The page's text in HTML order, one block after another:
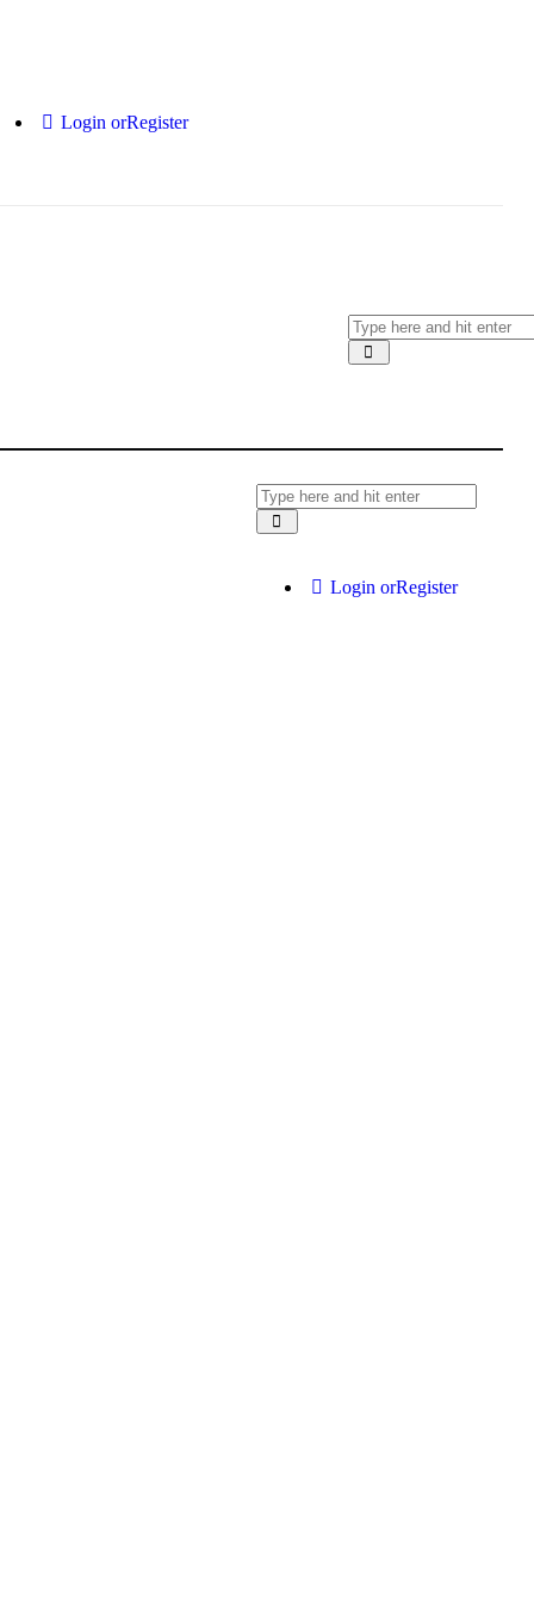
Login orRegister
Login orRegister